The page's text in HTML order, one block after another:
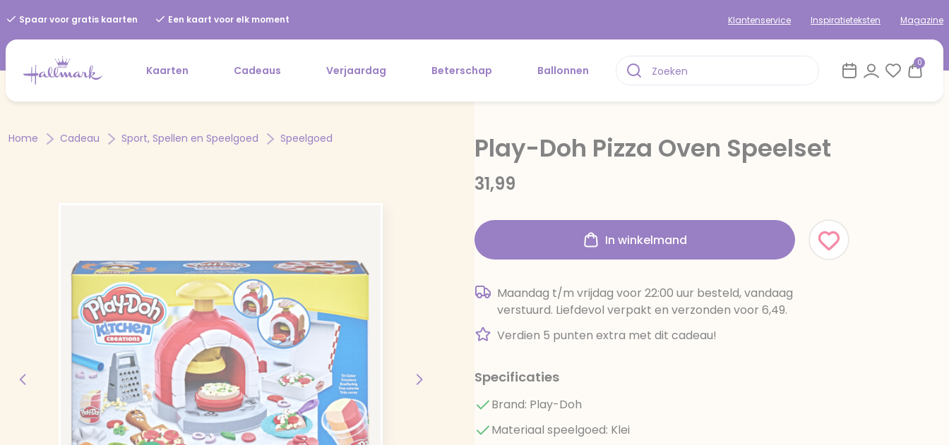
Spaar voor gratis kaarten Een kaart voor elk moment Klantenservice Inspiratieteksten Magazine
Kaarten Cadeaus Verjaardag Beterschap Ballonnen
0
Home Cadeau Sport, Spellen en Speelgoed Speelgoed Play-Doh Pizza Oven Speelset
31,99
In winkelmand
Maandag t/m vrijdag voor 22:00 uur besteld, vandaag
verstuurd. Liefdevol verpakt en verzonden voor 6,49.
Verdien 5 punten extra met dit cadeau!
Specificaties
Brand: Play-Doh
Materiaal speelgoed: Klei